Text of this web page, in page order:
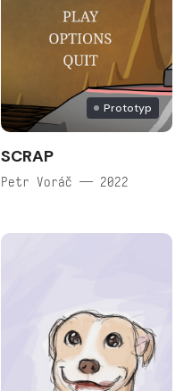
Prototyp
SCRAP
Petr Voráč — 2022